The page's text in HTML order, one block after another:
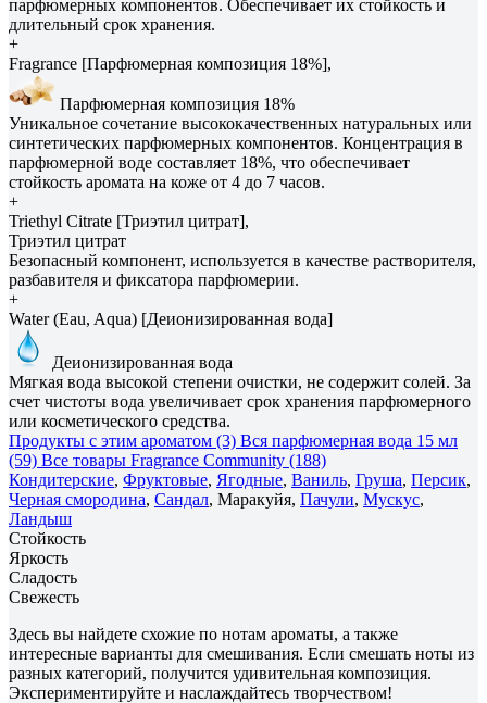
парфюмерных компонентов. Обеспечивает их стойкость и
длительный срок хранения.
+
Fragrance [Парфюмерная композиция 18%],
Парфюмерная композиция 18%
Уникальное сочетание высококачественных натуральных или
синтетических парфюмерных компонентов. Концентрация в
парфюмерной воде составляет 18%, что обеспечивает
стойкость аромата на коже от 4 до 7 часов.
+
Triethyl Citrate [Триэтил цитрат],
Триэтил цитрат
Безопасный компонент, используется в качестве растворителя,
разбавителя и фиксатора парфюмерии.
+
Water (Eau, Aqua) [Деионизированная вода]
Деионизированная вода
Мягкая вода высокой степени очистки, не содержит солей. За
счет чистоты вода увеличивает срок хранения парфюмерного
или косметического средства.
Продукты с этим ароматом (3) Вся парфюмерная вода 15 мл
(59) Все товары Fragrance Community (188)
Кондитерские, Фруктовые, Ягодные, Ваниль, Груша, Персик,
Черная смородина, Сандал, Маракуйя, Пачули, Мускус,
Ландыш
Стойкость
Яркость
Сладость
Свежесть
Здесь вы найдете схожие по нотам ароматы, а также
интересные варианты для смешивания. Если смешать ноты из
разных категорий, получится удивительная композиция.
Экспериментируйте и наслаждайтесь творчеством!